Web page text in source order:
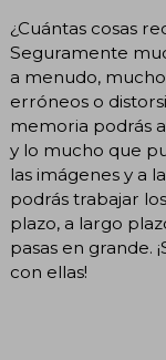
¿Cuántas cosas
Seguramente
a menudo,
erróneos o
memoria podrás
y lo mucho que
las imágenes y a
podrás trabajar
plazo, a largo
pasas en grande.
con ellas!